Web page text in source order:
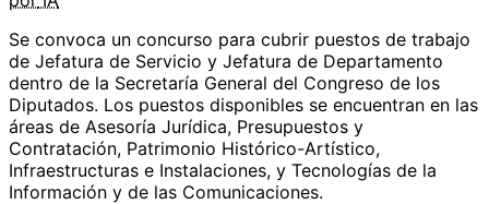
Se convoca un concurso para cubrir puestos de trabajo
de Jefatura de Servicio y Jefatura de Departamento
dentro de la Secretaría General del Congreso de los
Diputados. Los puestos disponibles se encuentran en las
áreas de Asesoría Jurídica, Presupuestos y
Contratación, Patrimonio Histórico-Artístico,
Infraestructuras e Instalaciones, y Tecnologías de la
Información y de las Comunicaciones.